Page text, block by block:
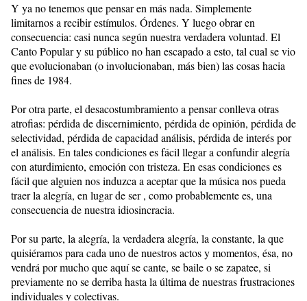
Y ya no tenemos que pensar en más nada. Simplemente
limitarnos a recibir estímulos. Órdenes. Y luego obrar en
consecuencia: casi nunca según nuestra verdadera voluntad. El
Canto Popular y su público no han escapado a esto, tal cual se vio
que evolucionaban (o involucionaban, más bien) las cosas hacia
fines de 1984.
Por otra parte, el desacostumbramiento a pensar conlleva otras
atrofias: pérdida de discernimiento, pérdida de opinión, pérdida de
selectividad, pérdida de capacidad análisis, pérdida de interés por
el análisis. En tales condiciones es fácil llegar a confundir alegría
con aturdimiento, emoción con tristeza. En esas condiciones es
fácil que alguien nos induzca a aceptar que la música nos pueda
traer la alegría, en lugar de ser , como probablemente es, una
consecuencia de nuestra idiosincracia.
Por su parte, la alegría, la verdadera alegría, la constante, la que
quisiéramos para cada uno de nuestros actos y momentos, ésa, no
vendrá por mucho que aquí se cante, se baile o se zapatee, si
previamente no se derriba hasta la última de nuestras frustraciones
individuales y colectivas.